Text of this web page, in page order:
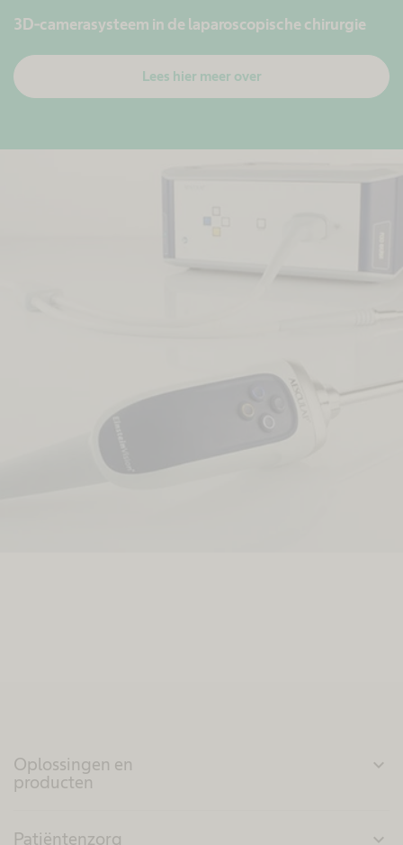
3D-camerasysteem in de laparoscopische chirurgie
Lees hier meer over
Oplossingen en
producten
expand_more
Patiëntenzorg expand_more